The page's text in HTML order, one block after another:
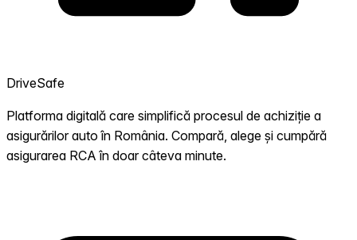
DriveSafe
Platforma digitală care simplifică procesul de achiziție a
asigurărilor auto în România. Compară, alege și cumpără
asigurarea RCA în doar câteva minute.